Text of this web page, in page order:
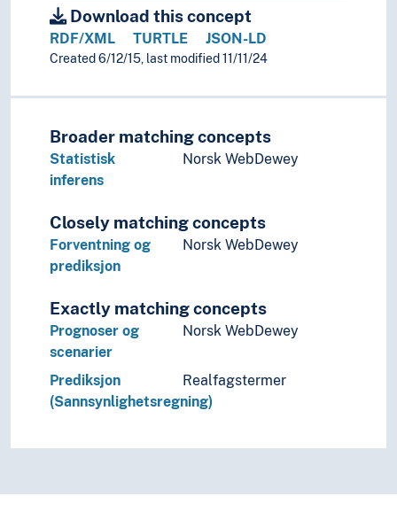
Utredninger
Utvelgelse
Utvikling
Varsling
Verdibegrepet
Verdiformidling
Vernetiltak
Vitenskap
Vurdering
Ødeleggelse
Geografiske navn og historiske stedsnavn
Helse
Historie og historiefaget
Humaniora
Informatikk og informasjonsteknologi
Ingeniørfag
Litteratur
Download this concept
RDF/XML TURTLE JSON-LD
Created 6/12/15, last modified 11/11/24
Broader matching concepts
Statistisk
inferens
Norsk WebDewey
Closely matching concepts
Forventning og
prediksjon
Norsk WebDewey
Exactly matching concepts
Prognoser og
scenarier
Norsk WebDewey
Prediksjon
(Sannsynlighetsregning)
Realfagstermer